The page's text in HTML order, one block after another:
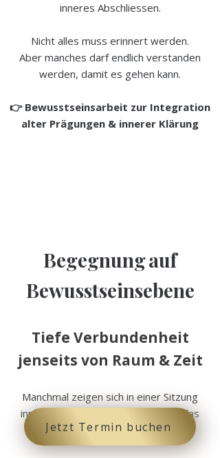
inneres Abschliessen.
Nicht alles muss erinnert werden.
Aber manches darf endlich verstanden
werden, damit es gehen kann.
👉 Bewusstseinsarbeit zur Integration
alter Prägungen & innerer Klärung
Begegnungauf
Bewusstseinsebene
Tiefe Verbundenheit
jenseits von Raum & Zeit
Manchmal zeigen sich in einer Sitzung
innere Erfahrungsräume, die über das
Alltägliche hinausgehen.
Jetzt Termin buchen